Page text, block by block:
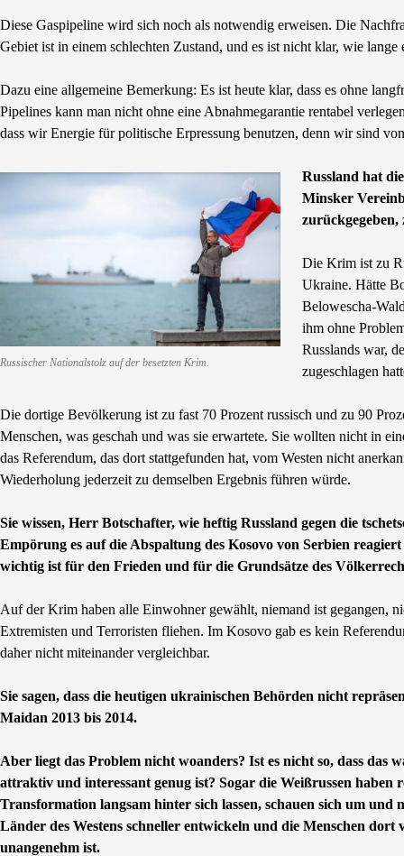
Diese Gaspipeline wird sich noch als notwendig erweisen. Die
Gebiet ist in einem schlechten Zustand, und es ist nicht klar, wie
Dazu eine allgemeine Bemerkung: Es ist heute klar, dass es ohne
Pipelines kann man nicht ohne eine Abnahmegarantie rentabel
dass wir Energie für politische Erpressung benutzen, denn wir sind
Russischer Nationalstolz auf der besetzten Krim.
Russland hat
Minsker
Die Krim ist zu
Ukraine. Hätte
Belowescha-
ihm ohne
Russlands war,
zugeschlagen
Die dortige Bevölkerung ist zu fast 70 Prozent russisch und zu 90
Menschen, was geschah und was sie erwartete. Sie wollten nicht in
das Referendum, das dort stattgefunden hat, vom Westen nicht
Wiederholung jederzeit zu demselben Ergebnis führen würde.
Sie wissen, Herr Botschafter, wie heftig Russland gegen die
Empörung es auf die Abspaltung des Kosovo von Serbien
wichtig ist für den Frieden und für die Grundsätze des
Auf der Krim haben alle Einwohner gewählt, niemand ist gegangen,
Extremisten und Terroristen fliehen. Im Kosovo gab es kein
daher nicht miteinander vergleichbar.
Sie sagen, dass die heutigen ukrainischen Behörden nicht
Maidan 2013 bis 2014.
Aber liegt das Problem nicht woanders? Ist es nicht so, dass das
attraktiv und interessant genug ist? Sogar die Weißrussen haben
Transformation langsam hinter sich lassen, schauen sich um und
Länder des Westens schneller entwickeln und die Menschen
unangenehm ist.